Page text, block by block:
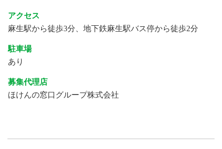
アクセス
麻生駅から徒歩3分、地下鉄麻生駅バス停から徒歩2分
駐車場
あり
募集代理店
ほけんの窓口グループ株式会社